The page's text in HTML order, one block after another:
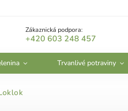
Zákaznická podpora:
+420 603 248 457
Trvanlivé potraviny